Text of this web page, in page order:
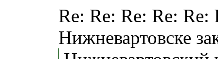
Re: Re: Re: Re: Re:
Нижневартовске